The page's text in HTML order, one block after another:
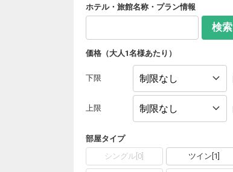
ホテル・旅館名称・プラン情報
検索
価格（大人1名様あたり）
下限
上限
部屋タイプ
シングル 0 ツイン 1